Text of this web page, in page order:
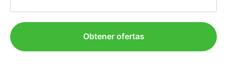
Obtener ofertas